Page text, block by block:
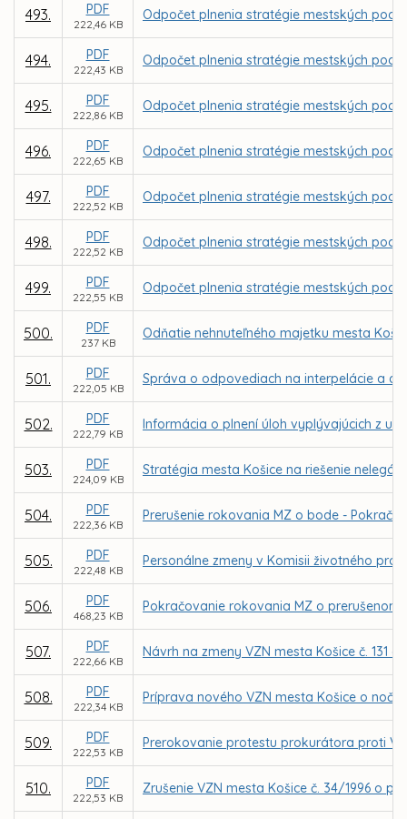
493. PDF
222,46 KB
Odpočet plnenia stratégie mestských
494. PDF
222,43 KB
Odpočet plnenia stratégie mestských
495. PDF
222,86 KB
Odpočet plnenia stratégie mestských
496. PDF
222,65 KB
Odpočet plnenia stratégie mestských
497. PDF
222,52 KB
Odpočet plnenia stratégie mestských
498. PDF
222,52 KB
Odpočet plnenia stratégie mestských
499. PDF
222,55 KB
Odpočet plnenia stratégie mestských
500. PDF
237 KB
Odňatie nehnuteľného majetku mesta
501. PDF
222,05 KB
Správa o odpovediach na interpelácie a
502. PDF
222,79 KB
Informácia o plnení úloh vyplývajúcich z
503. PDF
224,09 KB
Stratégia mesta Košice na riešenie
504. PDF
222,36 KB
Prerušenie rokovania MZ o bode -
505. PDF
222,48 KB
Personálne zmeny v Komisii životného
506. PDF
468,23 KB
Pokračovanie rokovania MZ o
507. PDF
222,66 KB
Návrh na zmeny VZN mesta Košice č.
508. PDF
222,34 KB
Príprava nového VZN mesta Košice o
509. PDF
222,53 KB
Prerokovanie protestu prokurátora proti
510. PDF
222,53 KB
Zrušenie VZN mesta Košice č. 34/1996 o